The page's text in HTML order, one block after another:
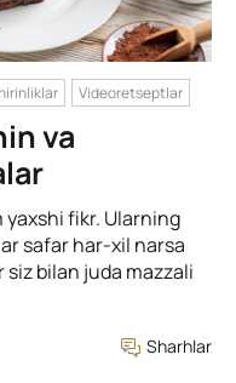
Videoretseptlar
va
yaxshi fikr. Ularning
safar har-xil narsa
bilan juda mazzali
Sharhlar